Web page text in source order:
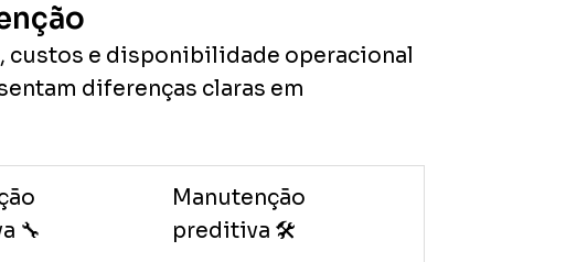
custos e disponibilidade operacional
diferenças claras em
🔧
Manutenção
preditiva 🛠️